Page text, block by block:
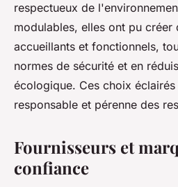
respectueux de
modulables, elles ont pu créer
accueillants et fonctionnels,
normes de sécurité et en
écologique. Ces choix
responsable et pérenne des
Fournisseurs et
confiance